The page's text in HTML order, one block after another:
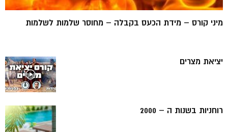
מיני קורס – מידת הכעס בקבלה – מחוסר שלמות לשלמות
יציאת מצרים
רוחניות בשנות ה – 2000